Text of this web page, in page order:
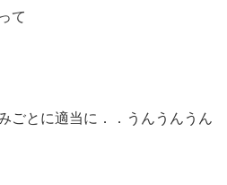
て
ごとに適当に．．うんうんうん